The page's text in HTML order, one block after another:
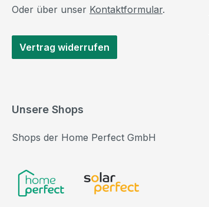
Oder über unser Kontaktformular.
Vertrag widerrufen
Unsere Shops
Shops der Home Perfect GmbH